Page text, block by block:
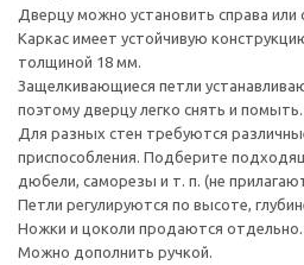
Дверцу можно установить справа или
Каркас имеет устойчивую
толщиной 18 мм.
Защелкивающиеся петли
поэтому дверцу легко снять и помыть.
Для разных стен требуются
приспособления. Подберите
дюбели, саморезы и т. п. (не
Петли регулируются по высоте,
Ножки и цоколи продаются отдельно.
Можно дополнить ручкой.